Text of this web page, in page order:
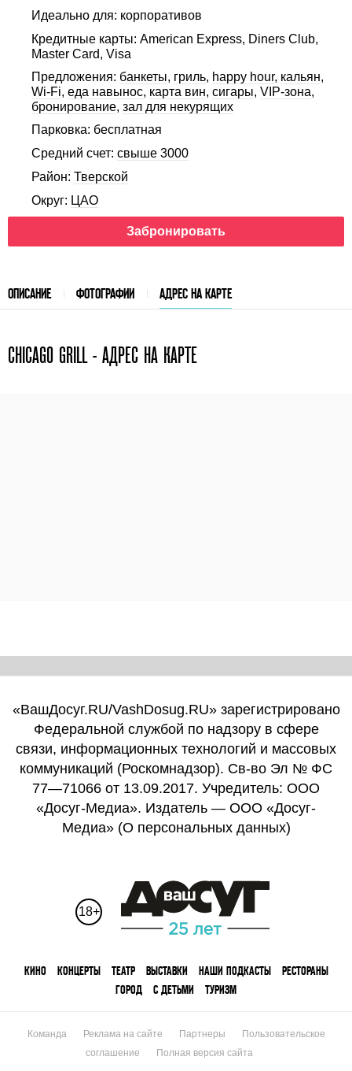
Идеально для: корпоративов
Кредитные карты: American Express, Diners Club,
Master Card, Visa
Предложения: банкеты, гриль, happy hour, кальян,
Wi-Fi, еда навынос, карта вин, сигары, VIP-зона,
бронирование, зал для некурящих
Парковка: бесплатная
Средний счет: свыше 3000
Район: Тверской
Округ: ЦАО
Забронировать
ОПИСАНИЕ ФОТОГРАФИИ АДРЕС НА КАРТЕ
CHICAGO GRILL - АДРЕС НА КАРТЕ
«ВашДосуг.RU/VashDosug.RU» зарегистрировано
Федеральной службой по надзору в сфере
связи, информационных технологий и массовых
коммуникаций (Роскомнадзор). Св-во Эл № ФС
77—71066 от 13.09.2017. Учредитель: ООО
«Досуг-Медиа». Издатель — ООО «Досуг-
Медиа» (О персональных данных)
18+
КИНО КОНЦЕРТЫ ТЕАТР ВЫСТАВКИ НАШИ ПОДКАСТЫ
РЕСТОРАНЫ
ГОРОД
С ДЕТЬМИ ТУРИЗМ
Команда Реклама на сайте Партнеры
Пользовательское
соглашение
Полная версия сайта